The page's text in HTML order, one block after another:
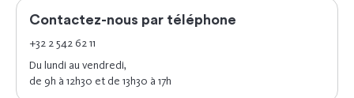
Contactez-nous par téléphone
+32 2 542 62 11
Du lundi au vendredi,
de 9h à 12h30 et de 13h30 à 17h